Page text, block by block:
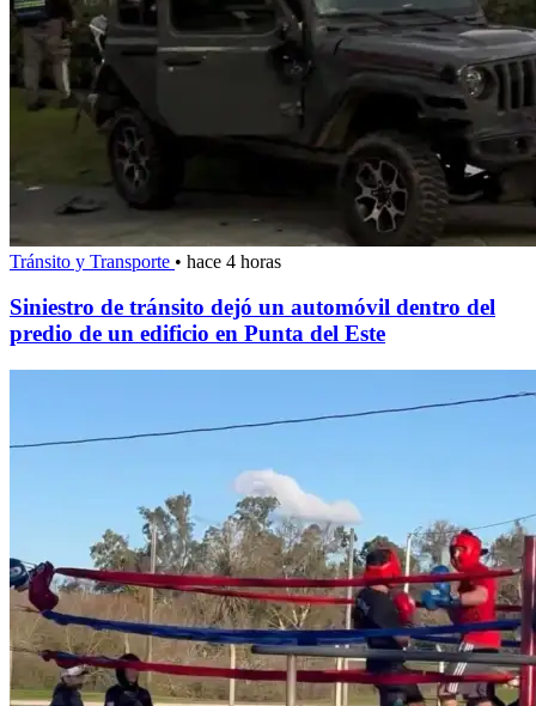
Tránsito y Transporte • hace 4 horas
Siniestro de tránsito dejó un automóvil dentro del
predio de un edificio en Punta del Este